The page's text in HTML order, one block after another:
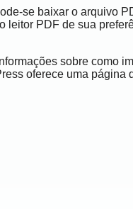
se baixar o arquivo
leitor PDF de sua
sobre como
oferece uma página